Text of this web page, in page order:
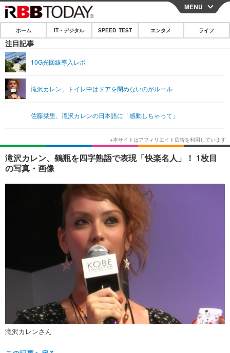
CLOSE
ホーム
IT・デジタル
ショッピング その他
SPEED TEST
エンタメ
エンタメTOP 映画・ドラマ
韓国・芸能
音楽 スポーツ
ショッピング
ライフTOP グルメ
ペット ショッピング
その他
リリース一覧
プッシュ通知の停止方法
MENU
ホーム IT・デジタル SPEED TEST エンタメ ライフ
注目記事
10G光回線導入レポ
滝沢カレン、トイレ中はドアを閉めないのがルール
佐藤栞里、滝沢カレンの日本語に「感動しちゃって」
滝沢カレン、鶴瓶を四字熟語で表現「快楽名人」！ 1枚目
の写真・画像
滝沢カレンさん